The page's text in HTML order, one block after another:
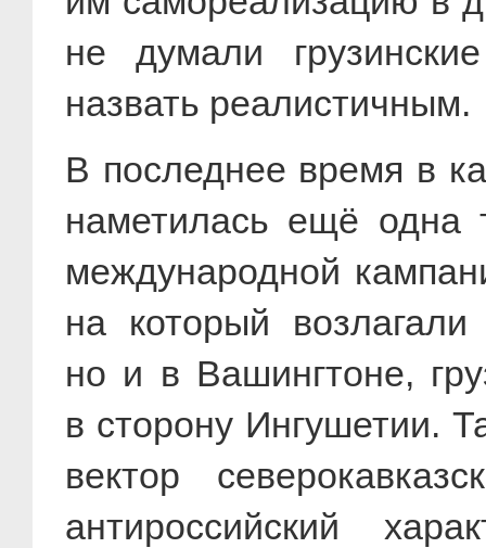
не думали
назвать реалистичным.
В последнее время в
наметилась ещё одна
международной
на который
но и в Вашингтоне,
в сторону Ингушетии.
вектор
антироссийский